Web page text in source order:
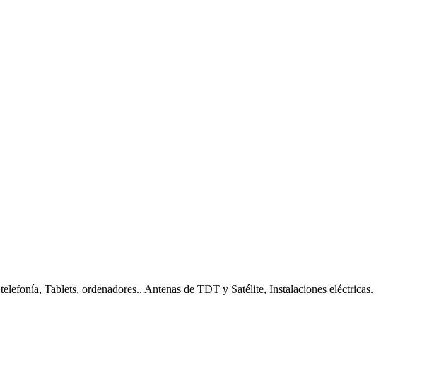
Tablets, ordenadores.. Antenas de TDT y Satélite, Instalaciones eléctricas.